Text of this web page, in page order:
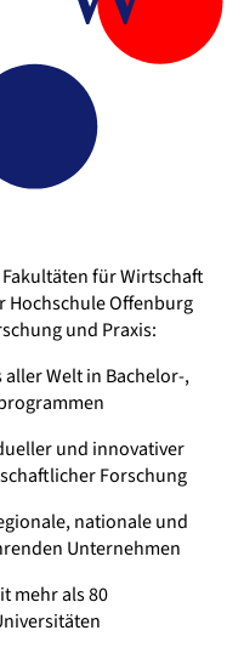
für Wirtschaft
Hochschule Offenburg
und Praxis:
Welt in Bachelor-,
und innovativer
Forschung
nationale und
Unternehmen
mehr als 80